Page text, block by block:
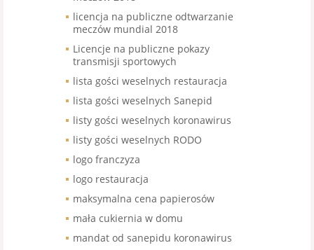
licencja na publiczne odtwarzanie
meczów mundial 2018
Licencje na publiczne pokazy
transmisji sportowych
lista gości weselnych restauracja
lista gości weselnych Sanepid
listy gości weselnych koronawirus
listy gości weselnych RODO
logo franczyza
logo restauracja
maksymalna cena papierosów
mała cukiernia w domu
mandat od sanepidu koronawirus